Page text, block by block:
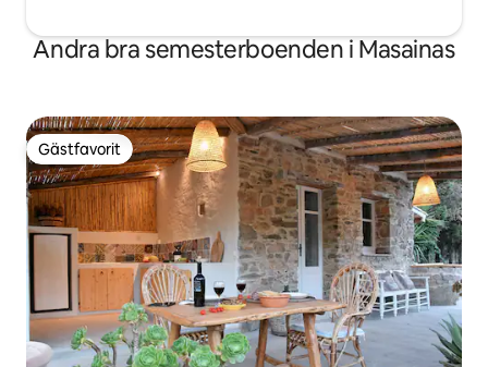
Andra bra semesterboenden i Masainas
Gästfavorit
Gästfavorit